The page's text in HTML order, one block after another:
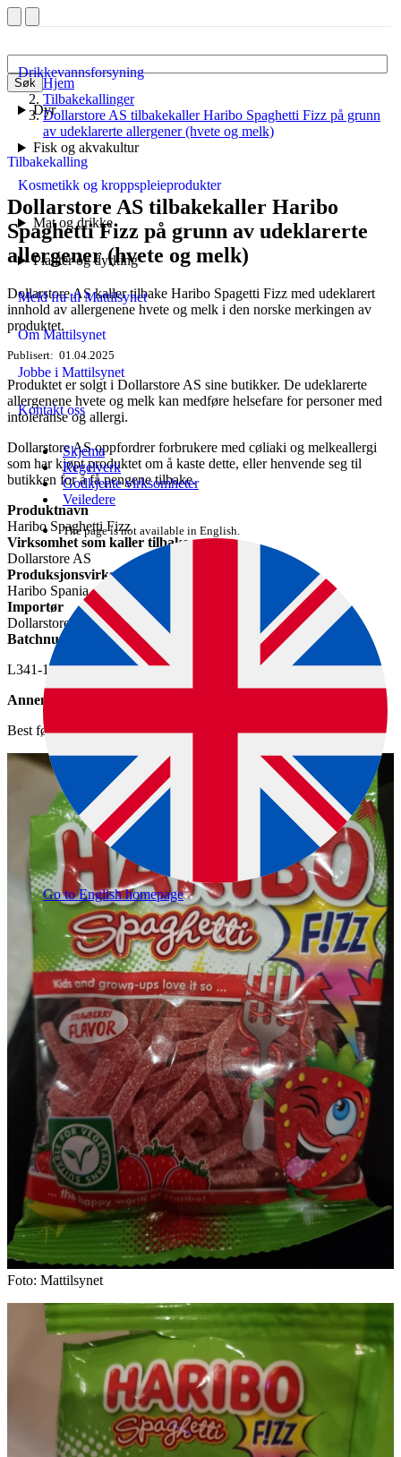
Søk
Drikkevannsforsyning
Dyr
Fisk og akvakultur
Kosmetikk og kroppspleieprodukter
Mat og drikke
Planter og dyrking
Meld fra til Mattilsynet
Om Mattilsynet
Jobbe i Mattilsynet
Kontakt oss
Skjema
Regelverk
Godkjente virksomheter
Veiledere
The page is not available in English.
Go to English homepage
Hjem
Tilbakekallinger
Dollarstore AS tilbakekaller Haribo Spaghetti Fizz på grunn
av udeklarerte allergener (hvete og melk)
Tilbakekalling
Dollarstore AS tilbakekaller Haribo
Spaghetti Fizz på grunn av udeklarerte
allergener (hvete og melk)
Dollarstore AS kaller tilbake Haribo Spagetti Fizz med udeklarert
innhold av allergenene hvete og melk i den norske merkingen av
produktet.
Publisert 01.04.2025
Produktet er solgt i Dollarstore AS sine butikker. De udeklarerte
allergenene hvete og melk kan medføre helsefare for personer med
intoleranse og allergi.
Dollarstore AS oppfordrer forbrukere med cøliaki og melkeallergi
som har kjøpt produktet om å kaste dette, eller henvende seg til
butikken for å få pengene tilbake.
Produktnavn
Haribo Spaghetti Fizz
Virksomhet som kaller tilbake varen
Dollarstore AS
Produksjonsvirksomhet
Haribo Spania
Importør
Dollarstore AS
Batchnummer
L341-15424-0000600
Annen informasjon
Best før-dato er 09/2025.
Foto: Mattilsynet